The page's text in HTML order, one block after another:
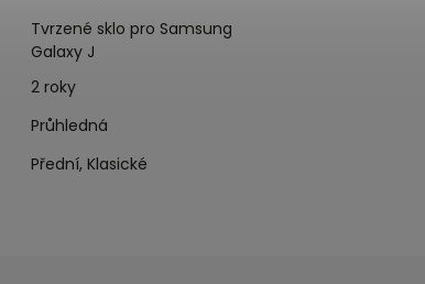
Tvrzené sklo pro Samsung
Galaxy J
2 roky
Průhledná
Přední, Klasické